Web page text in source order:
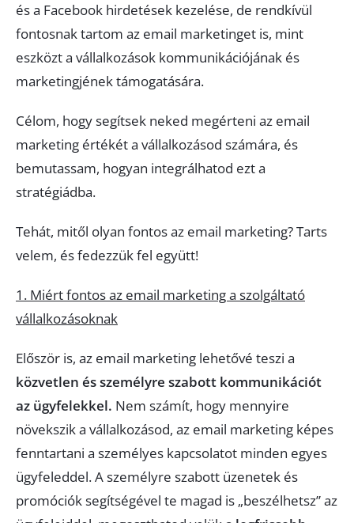
és a Facebook hirdetések kezelése, de rendkívül
fontosnak tartom az email marketinget is, mint
eszközt a vállalkozások kommunikációjának és
marketingjének támogatására.
Célom, hogy segítsek neked megérteni az email
marketing értékét a vállalkozásod számára, és
bemutassam, hogyan integrálhatod ezt a
stratégiádba.
Tehát, mitől olyan fontos az email marketing? Tarts
velem, és fedezzük fel együtt!
1. Miért fontos az email marketing a szolgáltató
vállalkozásoknak
Először is, az email marketing lehetővé teszi a
közvetlen és személyre szabott kommunikációt
az ügyfelekkel. Nem számít, hogy mennyire
növekszik a vállalkozásod, az email marketing képes
fenntartani a személyes kapcsolatot minden egyes
ügyfeleddel. A személyre szabott üzenetek és
promóciók segítségével te magad is „beszélhetsz” az